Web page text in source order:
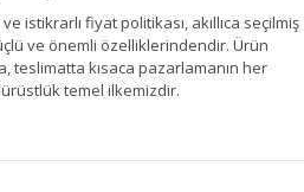
istikrarlı fiyat politikası, akıllıca seçilmiş
ve önemli özelliklerindendir. Ürün
teslimatta kısaca pazarlamanın her
temel ilkemizdir.